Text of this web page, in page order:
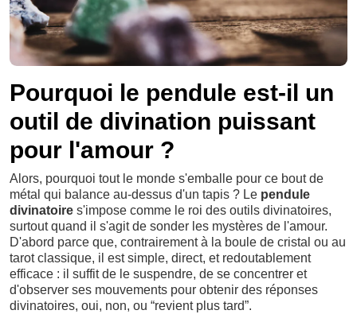
Pourquoi le pendule est-il un
outil de divination puissant
pour l'amour ?
Alors, pourquoi tout le monde s'emballe pour ce bout de
métal qui balance au-dessus d'un tapis ? Le pendule
divinatoire s'impose comme le roi des outils divinatoires,
surtout quand il s'agit de sonder les mystères de l'amour.
D'abord parce que, contrairement à la boule de cristal ou au
tarot classique, il est simple, direct, et redoutablement
efficace : il suffit de le suspendre, de se concentrer et
d'observer ses mouvements pour obtenir des réponses
divinatoires, oui, non, ou “revient plus tard”.